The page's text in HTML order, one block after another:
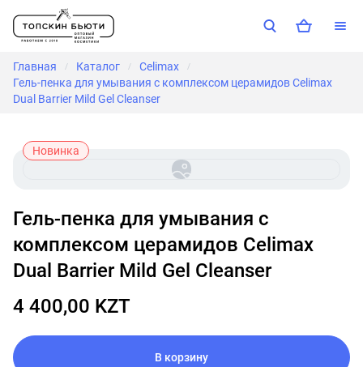
Главная / Каталог / Celimax /
Гель-пенка для умывания с комплексом церамидов Celimax
Dual Barrier Mild Gel Cleanser
Новинка
Гель-пенка для умывания с
комплексом церамидов Celimax
Dual Barrier Mild Gel Cleanser
4 400,00 KZT
В корзину